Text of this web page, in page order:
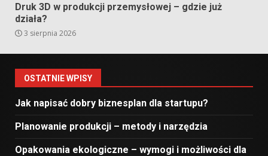
Druk 3D w produkcji przemysłowej – gdzie już
działa?
3 sierpnia 2026
OSTATNIE WPISY
Jak napisać dobry biznesplan dla startupu?
Planowanie produkcji – metody i narzędzia
Opakowania ekologiczne – wymogi i możliwości dla